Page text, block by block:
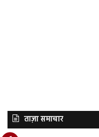
ताज़ा समाचार